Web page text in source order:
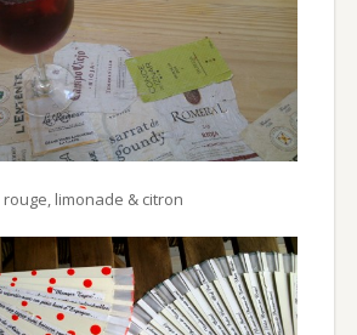
limonade & citron